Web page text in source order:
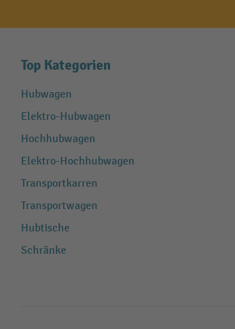
Top Kategorien
Hubwagen
Elektro-Hubwagen
Hochhubwagen
Elektro-Hochhubwagen
Transportkarren
Transportwagen
Hubtische
Schränke